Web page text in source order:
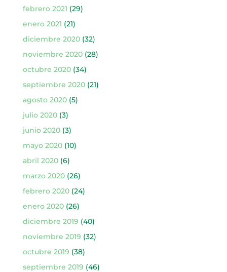
febrero 2021 (29)
enero 2021 (21)
diciembre 2020(32)
noviembre 2020(28)
octubre 2020(34)
septiembre 2020(21)
agosto 2020(5)
julio 2020(3)
junio 2020(3)
mayo 2020(10)
abril 2020(6)
marzo 2020(26)
febrero 2020(24)
enero 2020(26)
diciembre 2019 (40)
noviembre 2019 (32)
octubre 2019 (38)
septiembre 2019 (46)